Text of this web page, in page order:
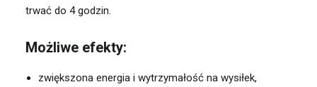
trwać do 4 godzin.
Możliwe efekty:
zwiększona energia i wytrzymałość na wysiłek,